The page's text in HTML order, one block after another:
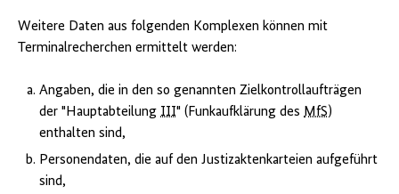
Weitere Daten aus folgenden Komplexen können mit
Terminalrecherchen ermittelt werden:
Angaben, die in den so genannten Zielkontrollaufträgen
der "Hauptabteilung III" (Funkaufklärung des MfS)
enthalten sind,
Personendaten, die auf den Justizaktenkarteien aufgeführt
sind,